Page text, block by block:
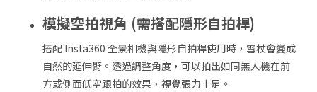
模擬空拍視角 (需搭配隱形自拍桿)
搭配 Insta360 全景相機與隱形自拍桿使用時，雪杖會變成
自然的延伸臂。透過調整角度，可以拍出如同無人機在前
方或側面低空跟拍的效果，視覺張力十足。